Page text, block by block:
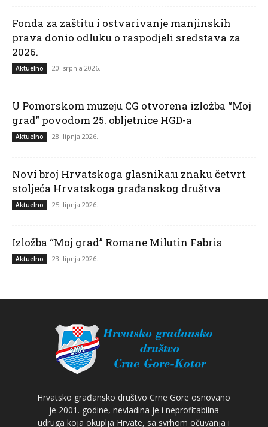
Fonda za zaštitu i ostvarivanje manjinskih
prava donio odluku o raspodjeli sredstava za
2026.
Aktuelno 20. srpnja 2026.
U Pomorskom muzeju CG otvorena izložba “Moj
grad” povodom 25. obljetnice HGD-a
Aktuelno 28. lipnja 2026.
Novi broj Hrvatskoga glasnika:u znaku četvrt
stoljeća Hrvatskoga građanskog društva
Aktuelno 25. lipnja 2026.
Izložba “Moj grad” Romane Milutin Fabris
Aktuelno 23. lipnja 2026.
Hrvatsko građansko društvo Crne Gore osnovano
je 2001. godine, nevladina je i neprofitabilna
udruga koja okuplja Hrvate, sa svrhom očuvanja i